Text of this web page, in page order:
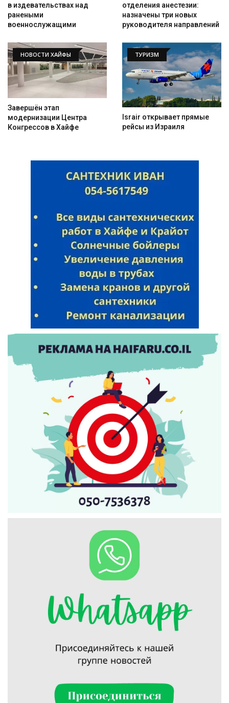
Искать
в издевательствах над
ранеными
военнослужащими
отделения анестезии:
назначены три новых
руководителя направлений
НОВОСТИ ХАЙФЫ
Завершён этап
модернизации Центра
Конгрессов в Хайфе
ТУРИЗМ
Israir открывает прямые
рейсы из Израиля